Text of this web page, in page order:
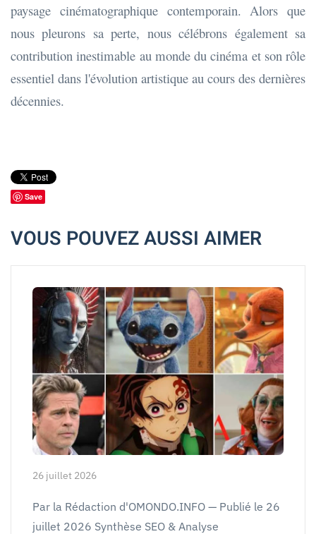
paysage cinématographique contemporain. Alors que
nous pleurons sa perte, nous célébrons également sa
contribution inestimable au monde du cinéma et son rôle
essentiel dans l'évolution artistique au cours des dernières
décennies.
Save
VOUS POUVEZ AUSSI AIMER
26 juillet 2026
Par la Rédaction d'OMONDO.INFO — Publié le 26
juillet 2026 Synthèse SEO & Analyse